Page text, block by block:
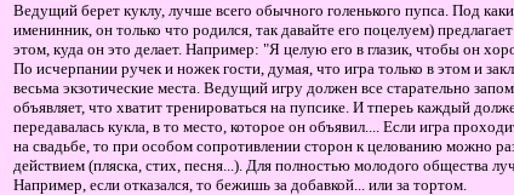
Ведущий берет куклу, лучше всего обычного голенького пупса. Под
именинник, он только что родился, так давайте его поцелуем)
этом, куда он это делает. Например: "Я целую его в глазик, чтобы он
По исчерпании ручек и ножек гости, думая, что игра только в этом и
весьма экзотические места. Ведущий игру должен все старательно
объявляет, что хватит тренироваться на пупсике. И тпереь каждый
передавалась кукла, в то место, которое он объявил.... Если игра
на свадьбе, то при особом сопротивлении сторон к целованию можно
действием (пляска, стих, песня...). Для полностью молодого общества
Например, если отказался, то бежишь за добавкой... или за тортом.